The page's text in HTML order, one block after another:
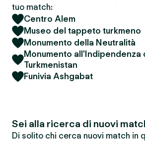
tuo match:
Centro Alem
Museo del tappeto turkmeno
Monumento della Neutralità
Monumento all'Indipendenza
Turkmenistan
Funivia Ashgabat
Sei alla ricerca di nuovi
Di solito chi cerca nuovi match in